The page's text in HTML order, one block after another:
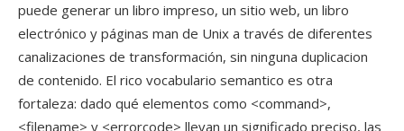
puede generar un libro impreso, un sitio web, un libro
electrónico y páginas man de Unix a través de diferentes
canalizaciones de transformación, sin ninguna duplicacion
de contenido. El rico vocabulario semantico es otra
fortaleza: dado qué elementos como <command>,
<filename> y <errorcode> llevan un significado preciso, las